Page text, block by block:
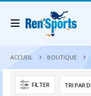
ACCUEIL BOUTIQUE
FILTER